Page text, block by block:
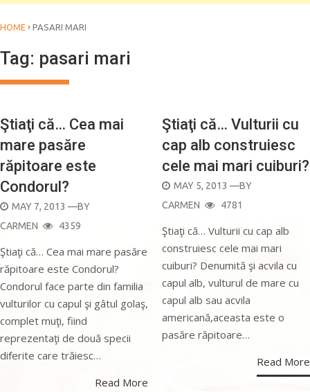
HOME › PASARI MARI
Tag: pasari mari
Ştiaţi că… Cea mai
mare pasăre
răpitoare este
Condorul?
POSTED
ON
MAY 7, 2013 —BY
CARMEN
4359
Ştiaţi că… Cea mai mare pasăre
răpitoare este Condorul?
Condorul face parte din familia
vulturilor cu capul şi gâtul golaş,
complet muţi, fiind
reprezentaţi de două specii
diferite care trăiesc…
Read More
Ştiaţi că… Vulturii cu
cap alb construiesc
cele mai mari cuiburi?
POSTED
ON
MAY 5, 2013 —BY
CARMEN
4781
Ştiaţi că… Vulturii cu cap alb
construiesc cele mai mari
cuiburi? Denumită şi acvila cu
capul alb, vulturul de mare cu
capul alb sau acvila
americană,aceasta este o
pasăre răpitoare…
Read More